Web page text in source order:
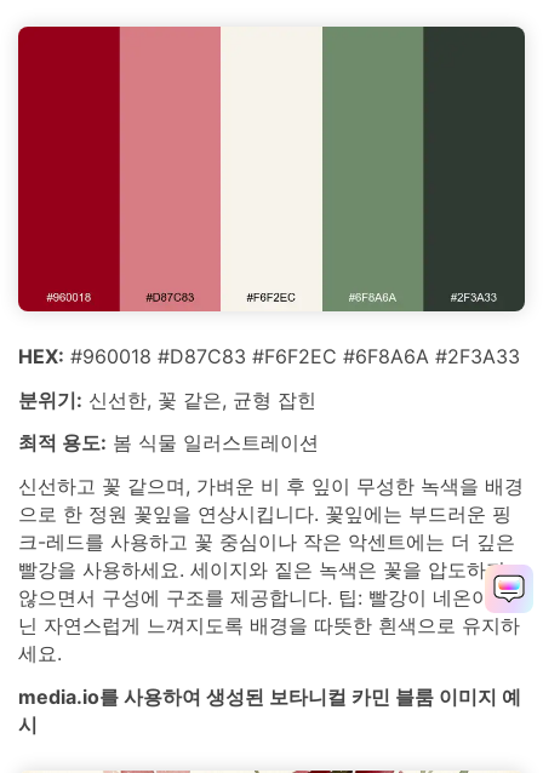
HEX: #960018 #D87C83 #F6F2EC #6F8A6A #2F3A33
분위기: 신선한, 꽃 같은, 균형 잡힌
최적 용도: 봄 식물 일러스트레이션
신선하고 꽃 같으며, 가벼운 비 후 잎이 무성한 녹색을 배경
으로 한 정원 꽃잎을 연상시킵니다. 꽃잎에는 부드러운 핑
크-레드를 사용하고 꽃 중심이나 작은 악센트에는 더 깊은
빨강을 사용하세요. 세이지와 짙은 녹색은 꽃을 압도하지
않으면서 구성에 구조를 제공합니다. 팁: 빨강이 네온이 아
닌 자연스럽게 느껴지도록 배경을 따뜻한 흰색으로 유지하
세요.
media.io를 사용하여 생성된 보타니컬 카민 블룸 이미지 예
시